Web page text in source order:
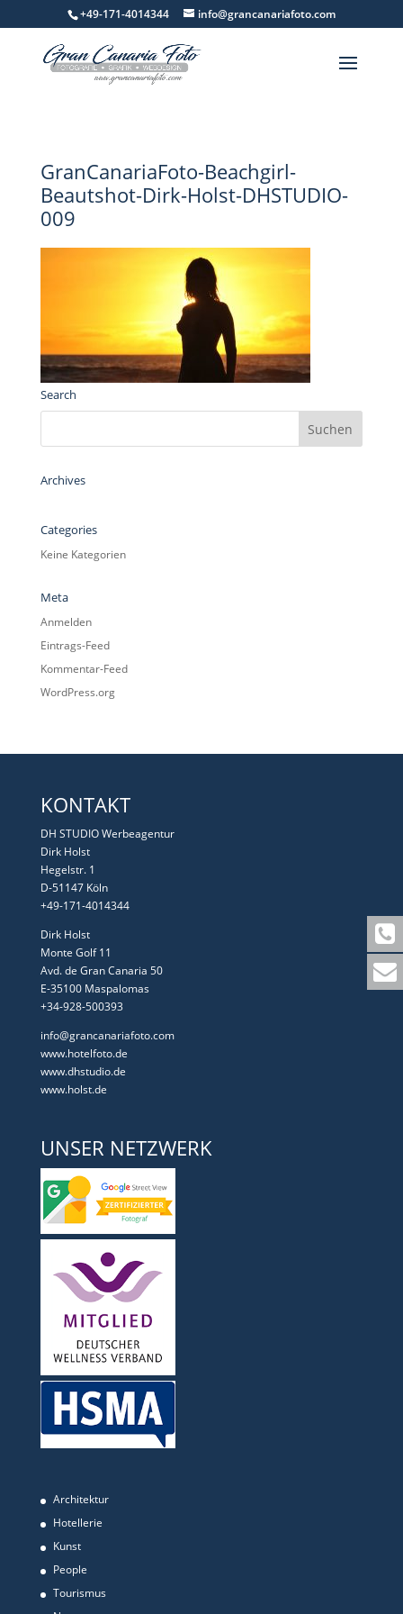
+49-171-4014344 info@grancanariafoto.com
GranCanariaFoto-Beachgirl-
Beautshot-Dirk-Holst-DHSTUDIO-
009
Search
Archives
Categories
Keine Kategorien
Meta
Anmelden
Eintrags-Feed
Kommentar-Feed
WordPress.org
KONTAKT
DH STUDIO Werbeagentur
Dirk Holst
Hegelstr. 1
D-51147 Köln
+49-171-4014344
Dirk Holst
Monte Golf 11
Avd. de Gran Canaria 50
E-35100 Maspalomas
+34-928-500393
info@grancanariafoto.com
www.hotelfoto.de
www.dhstudio.de
www.holst.de
UNSER NETZWERK
Architektur
Hotellerie
Kunst
People
Tourismus